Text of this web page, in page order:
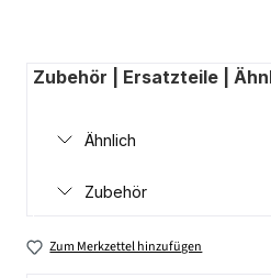
Zubehör | Ersatzteile |
Ähnlich
Zubehör
Zum Merkzettel hinzufügen